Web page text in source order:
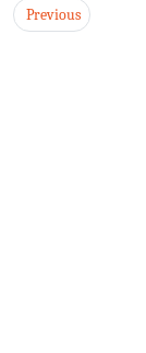
Previous